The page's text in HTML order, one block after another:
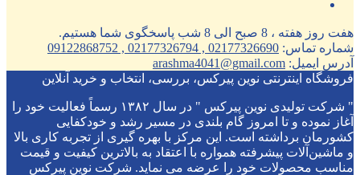
هفت روز هفته ، 8 صبح الی 8 شب پاسخگوی شما هستیم.
شماره تماس: 02177326690 , 02177326794 , 09122868752
آدرس ایمیل: arashma4041@gmail.com
فروشگاه اینترنتی نوین پیرکس، بررسی، انتخاب و خرید آنلاین
" شرکت تولیدی نوین پیرکس " در سال ۱۳۸۲ رسماً فعالیت خود را
آغاز نموده و تا امروز گام بلندی در مسیر رشد و خودکفایی
کشورمان برداشته است. این مرکز با بهره گیری از تجربه کاری بالا
و ماشین‌آلات پیشرفته همواره با اعتقاد به بالاترین کیفیت و قیمت
مناسب محصولات خود را عرضه می نماید. شرکت نوین پیرکس